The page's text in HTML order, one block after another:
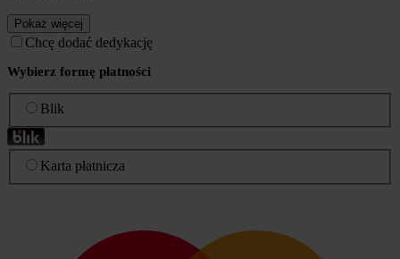
Pokaż więcej
Chcę dodać dedykację
Wybierz formę płatności
Blik
Karta płatnicza